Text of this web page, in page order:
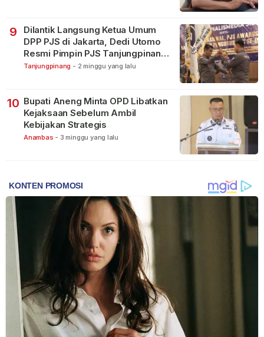
9
Dilantik Langsung Ketua Umum
DPP PJS di Jakarta, Dedi Utomo
Resmi Pimpin PJS Tanjungpinang-
Bintan
Tanjungpinang - 2 minggu yang lalu
10 Bupati Aneng Minta OPD Libatkan
Kejaksaan Sebelum Ambil
Kebijakan Strategis
Anambas - 3 minggu yang lalu